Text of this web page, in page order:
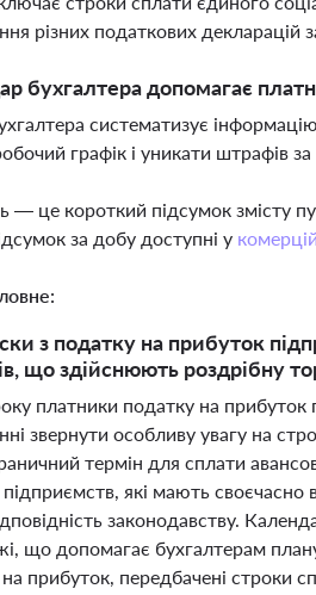
різних податкових декларацій
бухгалтера допомагає
систематизує
графік і уникати штрафів
— це короткий підсумок змісту
за добу доступні у
з податку на прибуток
що здійснюють роздрібну
платники податку на
звернути особливу увагу на
термін для сплати
підприємств, які мають
законодавству.
що допомагає бухгалтерам
прибуток, передбачені строки